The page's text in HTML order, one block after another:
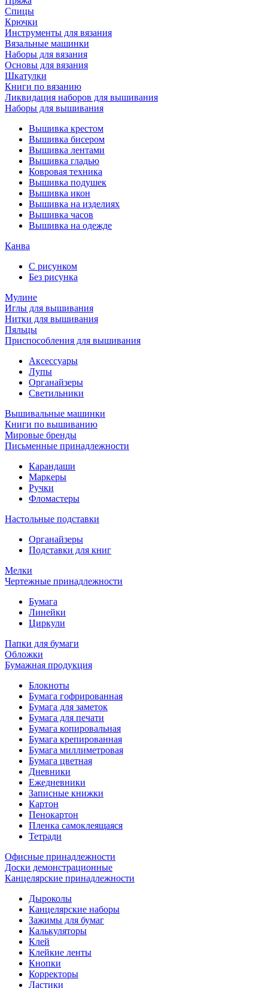
Спицы
Крючки
Инструменты для вязания
Вязальные машинки
Наборы для вязания
Основы для вязания
Шкатулки
Книги по вязанию
Ликвидация наборов для вышивания
Наборы для вышивания
Вышивка крестом
Вышивка бисером
Вышивка лентами
Вышивка гладью
Ковровая техника
Вышивка подушек
Вышивка икон
Вышивка на изделиях
Вышивка часов
Вышивка на одежде
Канва
С рисунком
Без рисунка
Мулине
Иглы для вышивания
Нитки для вышивания
Пяльцы
Приспособления для вышивания
Аксессуары
Лупы
Органайзеры
Светильники
Вышивальные машинки
Книги по вышиванию
Мировые бренды
Письменные принадлежности
Карандаши
Маркеры
Ручки
Фломастеры
Настольные подставки
Органайзеры
Подставки для книг
Мелки
Чертежные принадлежности
Бумага
Линейки
Циркули
Папки для бумаги
Обложки
Бумажная продукция
Блокноты
Бумага гофрированная
Бумага для заметок
Бумага для печати
Бумага копировальная
Бумага крепированная
Бумага миллиметровая
Бумага цветная
Дневники
Ежедневники
Записные книжки
Картон
Пенокартон
Пленка самоклеящаяся
Тетради
Офисные принадлежности
Доски демонстрационные
Канцелярские принадлежности
Дыроколы
Канцелярские наборы
Зажимы для бумаг
Калькуляторы
Клей
Клейкие ленты
Кнопки
Корректоры
Ластики